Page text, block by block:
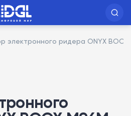
электронного ридера ONYX